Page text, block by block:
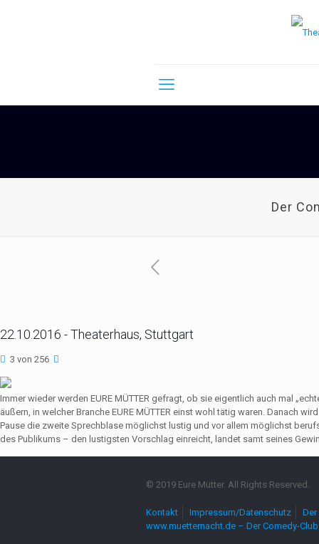
Der
22.10.2016 - Theaterhaus, Stuttgart
3 von 256
Immer wieder werden EURE MÜTTER gefragt, ob sie eigentlich auch mal
äußern, in welcher Branche EURE MÜTTER einst wohl tätig waren. Danach
Pause die zweite Sprechblase möglichst lustig und vor allem möglichst
des Publikums – den lustigsten Vorschlag einreicht, landet samt seines
© 2019 Eure Mütter. All Rights Reserved.
Kontakt Impressum/Datenschutz
www.muetternacht.de – Der Comedy-Club